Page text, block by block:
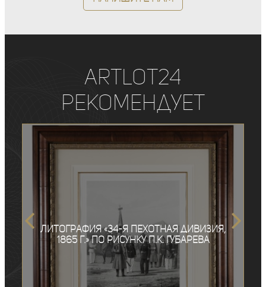
ArtLot24
рекомендует
Литография «34-я пехотная дивизия,
1865 г.» по рисунку П.К. Губарева